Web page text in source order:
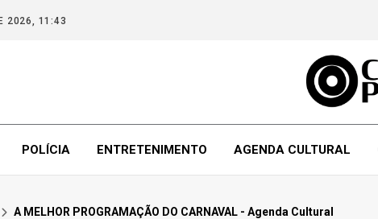
2026, 11:43
POLÍCIA ENTRETENIMENTO AGENDA CULTURAL
A MELHOR PROGRAMAÇÃO DO CARNAVAL - Agenda Cultural